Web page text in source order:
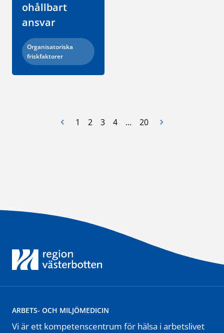
ohållbart
ansvar
Kategori:
Organisatoriska
friskfaktorer
1 2 3 4 … 20
ARBETS- OCH MILJÖMEDICIN
Vi är ett kompetenscentrum för hälsa i arbetslivet